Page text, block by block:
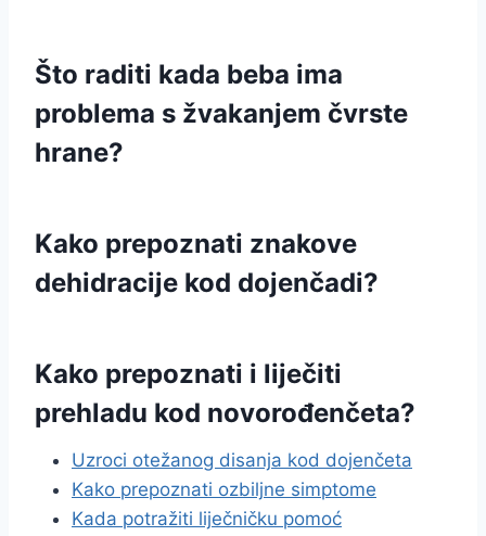
Što raditi kada beba ima
problema s žvakanjem čvrste
hrane?
Kako prepoznati znakove
dehidracije kod dojenčadi?
Kako prepoznati i liječiti
prehladu kod novorođenčeta?
Uzroci otežanog disanja kod dojenčeta
Kako prepoznati ozbiljne simptome
Kada potražiti liječničku pomoć